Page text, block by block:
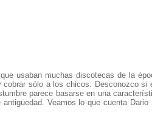
usaban muchas discotecas de la
sólo a los chicos. Desconozco si
parece basarse en una
Veamos lo que cuenta